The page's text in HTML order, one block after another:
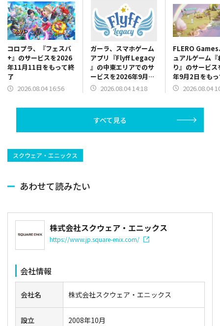
コロプラ、『フェスバ
+』のサービスを2026
年11月11日をもって終
了
2026.08.04 16:56
ガーラ、スマホゲーム
アプリ『Flyff Legacy
』の中東エリアでのサ
ービスを2026年9月30
日をもって終了
2026.08.04 14:18
FLERO Games
ュアルゲーム『
り』のサービ
年9月2日をも
2026.08.04
すべて見る
スクウェア・エニックス
あわせて読みたい
株式会社スクウェア・エニックス
https://www.jp.square-enix.com/
会社情報
会社名 株式会社スクウェア・エニックス
設立 2008年10月